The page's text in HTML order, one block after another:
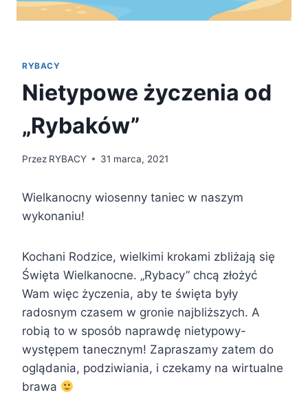
RYBACY
Nietypowe życzenia od
„Rybaków”
Przez RYBACY 31 marca, 2021
Wielkanocny wiosenny taniec w naszym
wykonaniu!
Kochani Rodzice, wielkimi krokami zbliżają się
Święta Wielkanocne. „Rybacy” chcą złożyć
Wam więc życzenia, aby te święta były
radosnym czasem w gronie najbliższych. A
robią to w sposób naprawdę nietypowy-
występem tanecznym! Zapraszamy zatem do
oglądania, podziwiania, i czekamy na wirtualne
brawa